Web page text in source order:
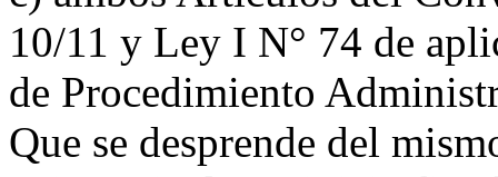
10/11 y Ley I N° 74 de
de Procedimiento
Que se desprende del